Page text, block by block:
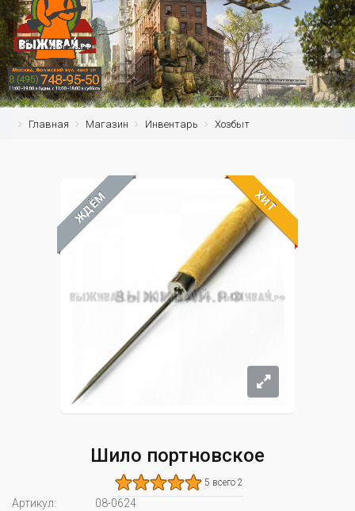
Главная Магазин Инвентарь Хозбыт
ЖДЁМ ХИТ
Шило портновское
5 всего 2
Артикул:
08-0624